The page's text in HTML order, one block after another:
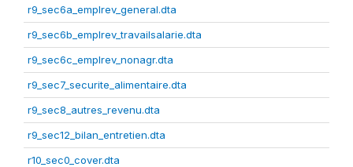
r9_sec6a_emplrev_general.dta
r9_sec6b_emplrev_travailsalarie.dta
r9_sec6c_emplrev_nonagr.dta
r9_sec7_securite_alimentaire.dta
r9_sec8_autres_revenu.dta
r9_sec12_bilan_entretien.dta
r10_sec0_cover.dta